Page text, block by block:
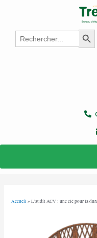
Search
for:
Search
Accueil » L’audit ACV : une clé pour la